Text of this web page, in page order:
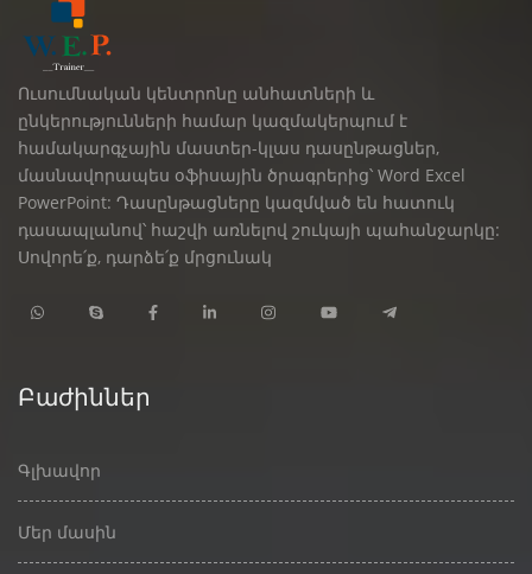
Ուսումնական կենտրոնը անհատների և
ընկերությունների համար կազմակերպում է
համակարգչային մաստեր-կլաս դասընթացներ,
մասնավորապես օֆիսային ծրագրերից՝ Word Excel
PowerPoint: Դասընթացները կազմված են հատուկ
դասապլանով՝ հաշվի առնելով շուկայի պահանջարկը:
Սովորե՛ք, դարձե՛ք մրցունակ
Բաժիններ
Գլխավոր
Մեր մասին